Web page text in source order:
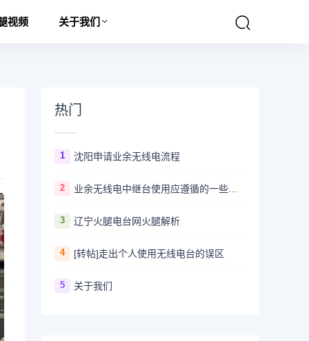
视频 关于我们
热门
1 沈阳申请业余无线电流程
2 业余无线电中继台使用应遵循的一些规范与原则
3 辽宁火腿电台网火腿解析
4 [转帖]走出个人使用无线电台的误区
5 关于我们